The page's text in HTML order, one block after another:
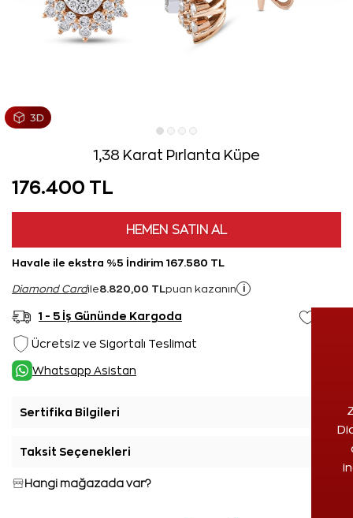
1,38 Karat Pırlanta Küpe
176.400 TL
HEMEN SATIN AL
Havale ile ekstra %5 İndirim 167.580 TL
Diamond Cardile8.820,00 TL puan kazanın i
1 - 5 İş Gününde Kargoda
Ücretsiz ve Sigortalı Teslimat
Whatsapp Asistan
Sertifika Bilgileri
Taksit Seçenekleri
Hangi mağazada var?